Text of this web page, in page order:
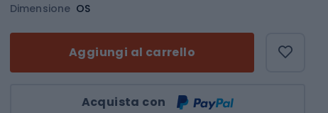
Dimensione OS
Aggiungi al carrello
Acquista con